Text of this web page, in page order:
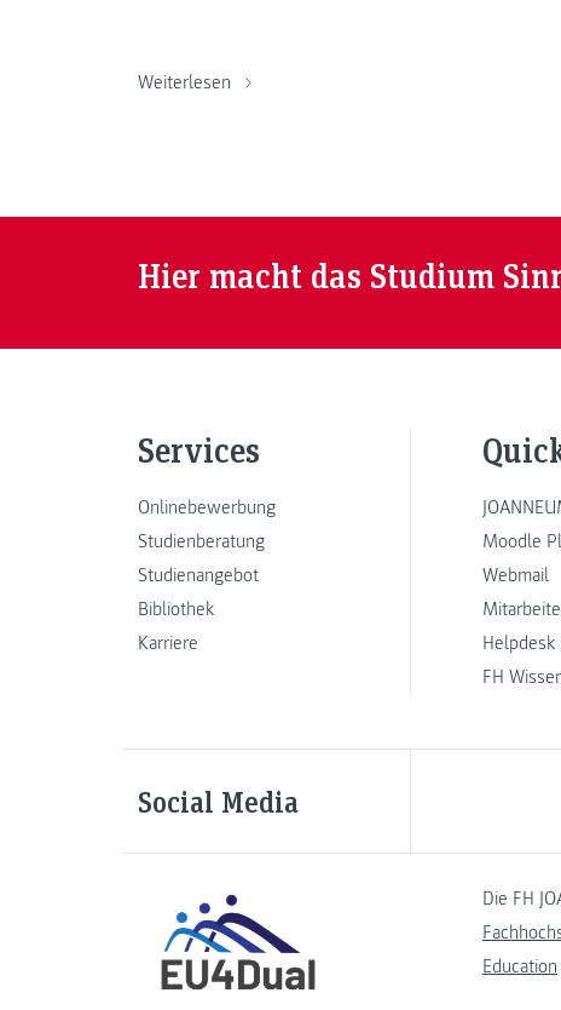
Weiterlesen
Hier macht das Studium
Services
Onlinebewerbung
Studienberatung
Studienangebot
Bibliothek
Karriere
Moodle
Webmail
Helpdesk
FH
Social Media
Die FH
Education